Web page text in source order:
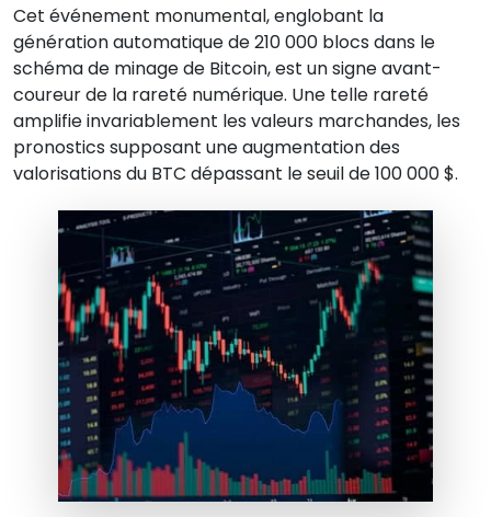
Cet événement monumental, englobant la
génération automatique de 210 000 blocs dans le
schéma de minage de Bitcoin, est un signe avant-
coureur de la rareté numérique. Une telle rareté
amplifie invariablement les valeurs marchandes, les
pronostics supposant une augmentation des
valorisations du BTC dépassant le seuil de 100 000 $.